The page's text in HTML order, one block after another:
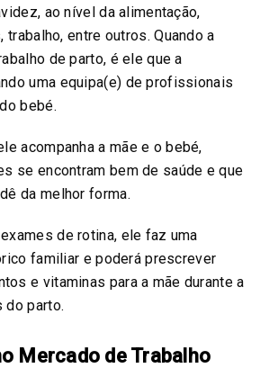
ao nível da alimentação,
entre outros. Quando a
de parto, é ele que a
uma equipa(e) de profissionais
bebé.
acompanha a mãe e o bebé,
se encontram bem de saúde e que
da melhor forma.
de rotina, ele faz uma
familiar e poderá prescrever
e vitaminas para a mãe durante a
do parto.
Mercado de Trabalho